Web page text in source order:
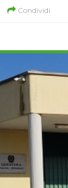
Condividi